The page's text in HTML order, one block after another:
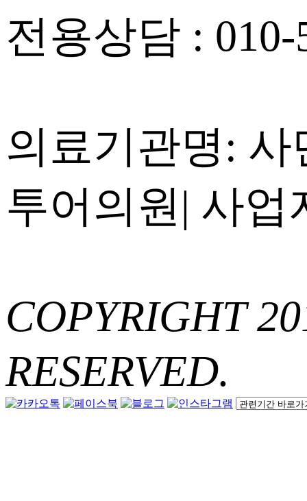
전용상담 : 010-
의료기관명:
투어의원| 사업
COPYRIGHT
RESERVED.